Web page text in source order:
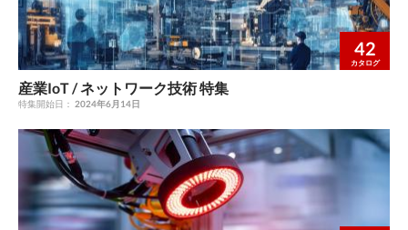
カタログや説明書、CADのダウンロードページへ！ オプテック
ス・エフエー株式会社 ■ 京都営業所 〒602-8019 京都市上京区室
町通出水上ル近衛町38 シーシーエス近衛町ビル3F TEL（075）
555-3036 FAX（075）555-3037 ■ 東京営業所 〒105-0022 東京
都港区海岸1-9-1 浜離宮インターシティ3F TEL（03）3578-7335
は、上記連絡先へお問い合わせください。 イーナ センサ テクニ
カル ホーム サポート 0800-170-1003 ページ https://www.optex-
fa.jp このカタログの記載内容は2022年11月現在のものです。
74774-00-001-2211
42
カタログ
産業IoT / ネットワーク技術 特集
特集開始日： 2024年6月14日